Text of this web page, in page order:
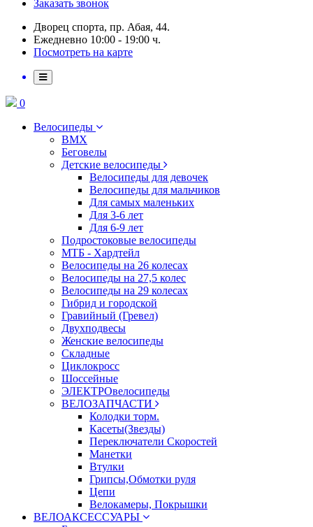
Заказать звонок
Дворец спорта, пр. Абая, 44.
Ежедневно 10:00 - 19:00 ч.
Посмотреть на карте
0
Велосипеды
BMX
Беговелы
Детские велосипеды
Велосипеды для девочек
Велосипеды для мальчиков
Для самых маленьких
Для 3-6 лет
Для 6-9 лет
Подростоковые велосипеды
МТБ - Хардтейл
Велосипеды на 26 колесах
Велосипеды на 27,5 колес
Велосипеды на 29 колесах
Гибрид и городской
Гравийный (Гревел)
Двухподвесы
Женские велосипеды
Складные
Циклокросс
Шоссейные
ЭЛЕКТРОвелосипеды
ВЕЛОЗАПЧАСТИ
Колодки торм.
Касеты(Звезды)
Переключатели Скоростей
Манетки
Втулки
Грипсы,Обмотки руля
Цепи
Велокамеры, Покрышки
ВЕЛОАКСЕССУАРЫ